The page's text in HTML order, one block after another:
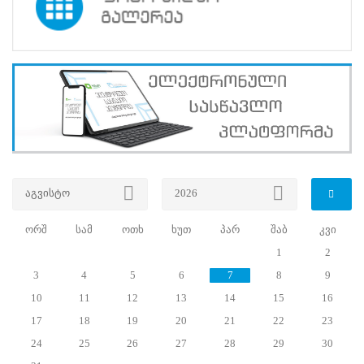
2016 წლის 10
გამოცხადებული
საარჩევნო
ადმინისტრაციის
მოხელის
სასერტიფიკაციო
გამოცდა
11.06.2016
ადმინისტრაციის
მოხელეთა
სასერტიფიკაციო
გამოცდები
აგვისტო 2026
ორშ სამ ოთხ ხუთ პარ შაბ
კვი
1
2
3
4 5 6 7 8
9
10
11 12 13 14 15
16
17
18 19 20 21 22
23
24
25 26 27 28 29
30